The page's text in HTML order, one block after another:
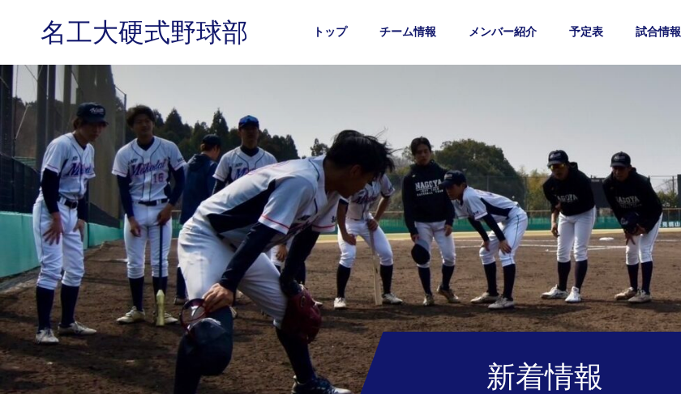
名工大硬式野球部 トップ チーム情報 メンバー紹介 予定表 試合情報
新着情報